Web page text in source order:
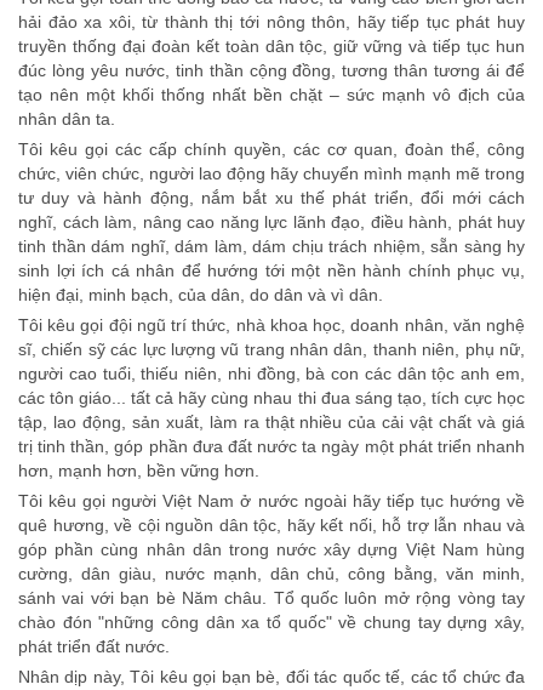
hải đảo xa xôi, từ thành thị tới nông thôn, hãy tiếp tục phát huy
truyền thống đại đoàn kết toàn dân tộc, giữ vững và tiếp tục hun
đúc lòng yêu nước, tinh thần cộng đồng, tương thân tương ái để
tạo nên một khối thống nhất bền chặt – sức mạnh vô địch của
nhân dân ta.
Tôi kêu gọi các cấp chính quyền, các cơ quan, đoàn thể, công
chức, viên chức, người lao động hãy chuyển mình mạnh mẽ trong
tư duy và hành động, nắm bắt xu thế phát triển, đổi mới cách
nghĩ, cách làm, nâng cao năng lực lãnh đạo, điều hành, phát huy
tinh thần dám nghĩ, dám làm, dám chịu trách nhiệm, sẵn sàng hy
sinh lợi ích cá nhân để hướng tới một nền hành chính phục vụ,
hiện đại, minh bạch, của dân, do dân và vì dân.
Tôi kêu gọi đội ngũ trí thức, nhà khoa học, doanh nhân, văn nghệ
sĩ, chiến sỹ các lực lượng vũ trang nhân dân, thanh niên, phụ nữ,
người cao tuổi, thiếu niên, nhi đồng, bà con các dân tộc anh em,
các tôn giáo... tất cả hãy cùng nhau thi đua sáng tạo, tích cực học
tập, lao động, sản xuất, làm ra thật nhiều của cải vật chất và giá
trị tinh thần, góp phần đưa đất nước ta ngày một phát triển nhanh
hơn, mạnh hơn, bền vững hơn.
Tôi kêu gọi người Việt Nam ở nước ngoài hãy tiếp tục hướng về
quê hương, về cội nguồn dân tộc, hãy kết nối, hỗ trợ lẫn nhau và
góp phần cùng nhân dân trong nước xây dựng Việt Nam hùng
cường, dân giàu, nước mạnh, dân chủ, công bằng, văn minh,
sánh vai với bạn bè Năm châu. Tổ quốc luôn mở rộng vòng tay
chào đón "những công dân xa tổ quốc" về chung tay dựng xây,
phát triển đất nước.
Nhân dịp này, Tôi kêu gọi bạn bè, đối tác quốc tế, các tổ chức đa